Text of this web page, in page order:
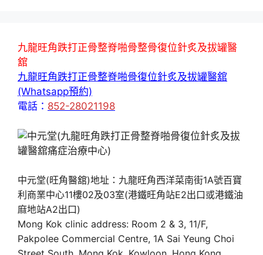
九龍旺角跌打正骨整脊啪骨整骨復位針炙及拔罐醫
舘
九龍旺角跌打正骨整脊啪骨復位針炙及拔罐醫舘
(Whatsapp預約)
電話： 852-28021198
中元堂(旺角醫舘)地址：九龍旺角西洋菜南街1A號百寶
利商業中心11樓02及03室(港鐵旺角站E2出口或港鐵油
麻地站A2出口)
Mong Kok clinic address: Room 2 & 3, 11/F,
Pakpolee Commercial Centre, 1A Sai Yeung Choi